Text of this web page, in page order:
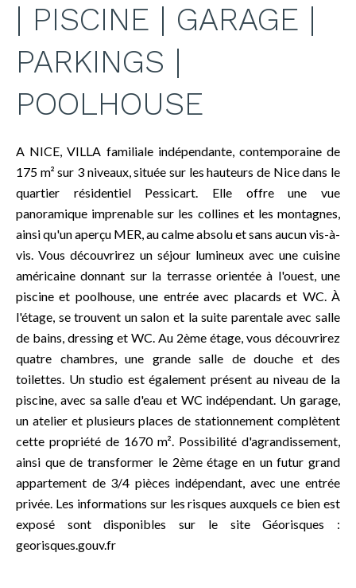
| PISCINE | GARAGE |
PARKINGS |
POOLHOUSE
A NICE, VILLA familiale indépendante, contemporaine de
175 m² sur 3 niveaux, située sur les hauteurs de Nice dans le
quartier résidentiel Pessicart. Elle offre une vue
panoramique imprenable sur les collines et les montagnes,
ainsi qu'un aperçu MER, au calme absolu et sans aucun vis-à-
vis. Vous découvrirez un séjour lumineux avec une cuisine
américaine donnant sur la terrasse orientée à l'ouest, une
piscine et poolhouse, une entrée avec placards et WC. À
l'étage, se trouvent un salon et la suite parentale avec salle
de bains, dressing et WC. Au 2ème étage, vous découvrirez
quatre chambres, une grande salle de douche et des
toilettes. Un studio est également présent au niveau de la
piscine, avec sa salle d'eau et WC indépendant. Un garage,
un atelier et plusieurs places de stationnement complètent
cette propriété de 1670 m². Possibilité d'agrandissement,
ainsi que de transformer le 2ème étage en un futur grand
appartement de 3/4 pièces indépendant, avec une entrée
privée. Les informations sur les risques auxquels ce bien est
exposé sont disponibles sur le site Géorisques :
georisques.gouv.fr